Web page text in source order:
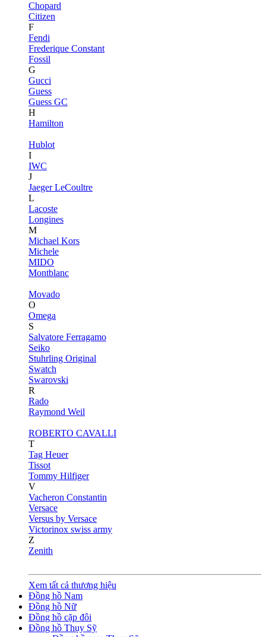
Chopard
Citizen
F
Fendi
Frederique Constant
Fossil
G
Gucci
Guess
Guess GC
H
Hamilton
Hublot
I
IWC
J
Jaeger LeCoultre
L
Lacoste
Longines
M
Michael Kors
Michele
MIDO
Montblanc
Movado
O
Omega
S
Salvatore Ferragamo
Seiko
Stuhrling Original
Swatch
Swarovski
R
Rado
Raymond Weil
ROBERTO CAVALLI
T
Tag Heuer
Tissot
Tommy Hilfiger
V
Vacheron Constantin
Versace
Versus by Versace
Victorinox swiss army
Z
Zenith
Xem tất cả thương hiệu
Đồng hồ Nam
Đồng hồ Nữ
Đồng hồ cặp đôi
Đồng hồ Thụy Sỹ